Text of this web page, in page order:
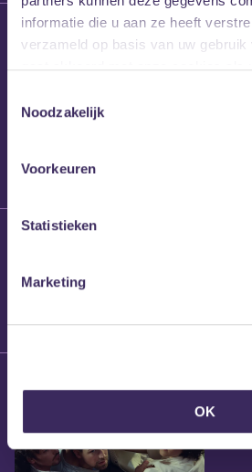
informatie die u aan ze heeft
verzameld op basis van uw
Noodzakelijk
Voorkeuren
Statistieken
Marketing
OK
26